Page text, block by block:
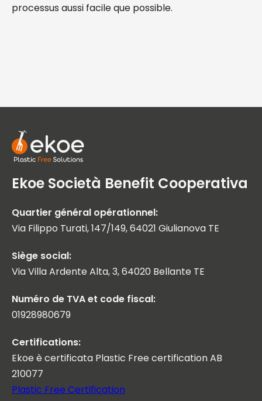
processus aussi facile que possible.
Ekoe Società Benefit Cooperativa
Quartier général opérationnel:
Via Filippo Turati, 147/149, 64021 Giulianova TE
Siège social:
Via Villa Ardente Alta, 3, 64020 Bellante TE
Numéro de TVA et code fiscal:
01928980679
Certifications:
Ekoe è certificata Plastic Free certification AB
210077
Plastic Free Certification